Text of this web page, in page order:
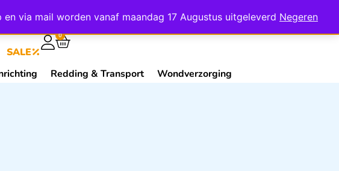
via mail worden vanaf maandag 17 Augustus uitgeleverd Negeren
Mijn Account Contact
SALE
0
Redding & Transport Wondverzorging